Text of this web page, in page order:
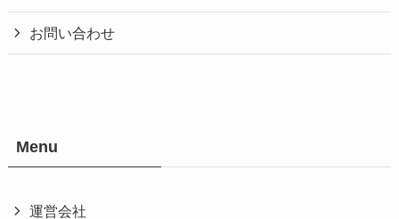
お問い合わせ
Menu
運営会社